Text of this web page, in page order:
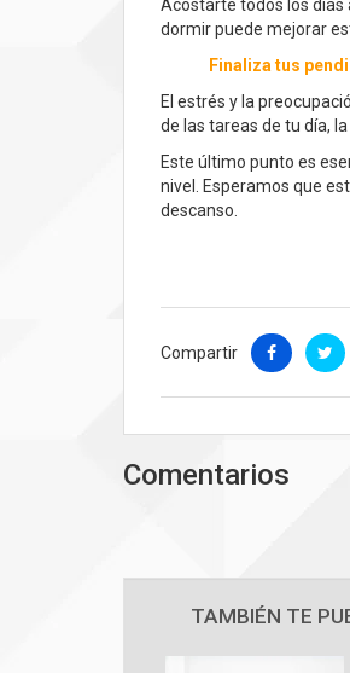
Acostarte todos los días
dormir puede mejorar
Finaliza tus
El estrés y la
de las tareas de tu día,
Este último punto es
nivel. Esperamos que
descanso.
Compartir
Comentarios
TAMBIÉN TE